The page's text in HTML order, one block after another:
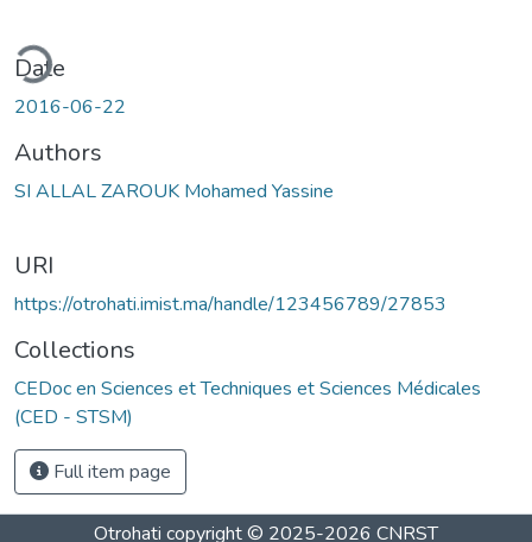
Date
2016-06-22
Authors
SI ALLAL ZAROUK Mohamed Yassine
URI
https://otrohati.imist.ma/handle/123456789/27853
Collections
CEDoc en Sciences et Techniques et Sciences Médicales
(CED - STSM)
Full item page
Otrohati copyright © 2025-2026 CNRST